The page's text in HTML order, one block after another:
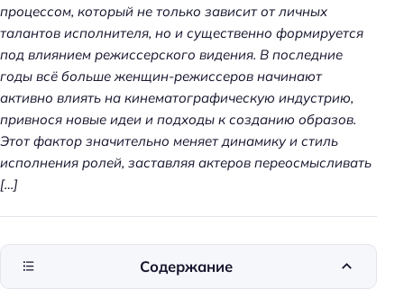
процессом, который не только зависит от личных
талантов исполнителя, но и существенно формируется
под влиянием режиссерского видения. В последние
годы всё больше женщин-режиссеров начинают
активно влиять на кинематографическую индустрию,
привнося новые идеи и подходы к созданию образов.
Этот фактор значительно меняет динамику и стиль
исполнения ролей, заставляя актеров переосмысливать
[…]
Содержание